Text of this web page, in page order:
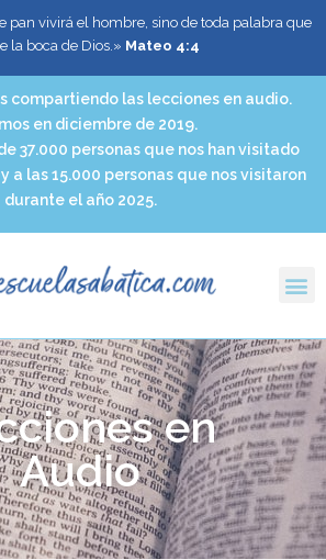
pan vivirá el hombre, sino de toda palabra que
la boca de Dios.» Mateo 4:4
compartiendo las lecciones en audio.
en diciembre de 2019.
37.000 personas que nos han visitado
a las 15.000 personas que nos visitaron
durante el año 2025.
en
Audio